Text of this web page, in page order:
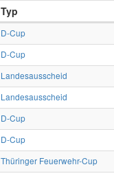
Typ
D-Cup
D-Cup
Landesausscheid
Landesausscheid
D-Cup
D-Cup
Thüringer Feuerwehr-Cup